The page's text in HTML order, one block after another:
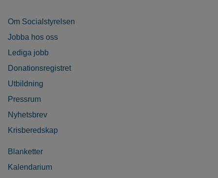
Om Socialstyrelsen
Jobba hos oss
Lediga jobb
Donationsregistret
Utbildning
Pressrum
Nyhetsbrev
Krisberedskap
Blanketter
Kalendarium